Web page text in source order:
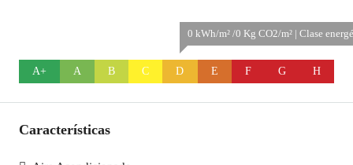
A+ A B C
0 kWh/m² /0 Kg CO2/m² | Clase
D E F G H
Características